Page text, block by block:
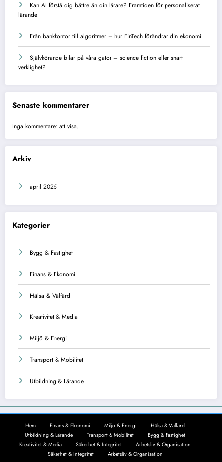
Kan AI förstå dig bättre än din lärare? Framtiden för personaliserat
lärande
Från bankkontor till algoritmer – hur FinTech förändrar din ekonomi
Självkörande bilar på våra gator – science fiction eller snart
verklighet?
Senaste kommentarer
Inga kommentarer att visa.
Arkiv
april 2025
Kategorier
Bygg & Fastighet
Finans & Ekonomi
Hälsa & Välfärd
Kreativitet & Media
Miljö & Energi
Transport & Mobilitet
Utbildning & Lärande
Hem Finans & Ekonomi Miljö & Energi
Hälsa & Välfärd
Utbildning & Lärande
Transport & Mobilitet
Bygg & Fastighet
Kreativitet & Media
Säkerhet & Integritet
Arbetsliv & Organisation
Säkerhet & Integritet
Arbetsliv & Organisation